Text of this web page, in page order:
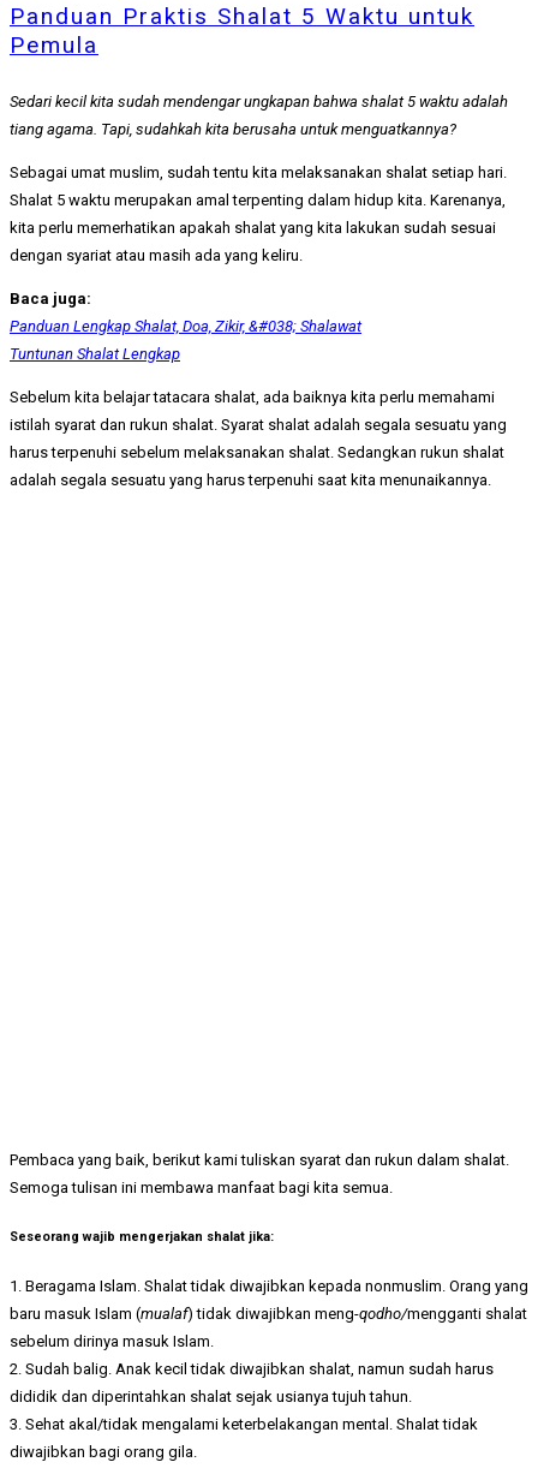
Panduan Praktis Shalat 5 Waktu untuk
Pemula
Sedari kecil kita sudah mendengar ungkapan bahwa shalat 5 waktu adalah
tiang agama. Tapi, sudahkah kita berusaha untuk menguatkannya?
Sebagai umat muslim, sudah tentu kita melaksanakan shalat setiap hari.
Shalat 5 waktu merupakan amal terpenting dalam hidup kita. Karenanya,
kita perlu memerhatikan apakah shalat yang kita lakukan sudah sesuai
dengan syariat atau masih ada yang keliru.
Baca juga:
Panduan Lengkap Shalat, Doa, Zikir, &#038; Shalawat
Tuntunan Shalat Lengkap
Sebelum kita belajar tatacara shalat, ada baiknya kita perlu memahami
istilah syarat dan rukun shalat. Syarat shalat adalah segala sesuatu yang
harus terpenuhi sebelum melaksanakan shalat. Sedangkan rukun shalat
adalah segala sesuatu yang harus terpenuhi saat kita menunaikannya.
Pembaca yang baik, berikut kami tuliskan syarat dan rukun dalam shalat.
Semoga tulisan ini membawa manfaat bagi kita semua.
Seseorang wajib mengerjakan shalat jika:
1. Beragama Islam. Shalat tidak diwajibkan kepada nonmuslim. Orang yang
baru masuk Islam (mualaf) tidak diwajibkan meng-qodho/mengganti shalat
sebelum dirinya masuk Islam.
2. Sudah balig. Anak kecil tidak diwajibkan shalat, namun sudah harus
dididik dan diperintahkan shalat sejak usianya tujuh tahun.
3. Sehat akal/tidak mengalami keterbelakangan mental. Shalat tidak
diwajibkan bagi orang gila.